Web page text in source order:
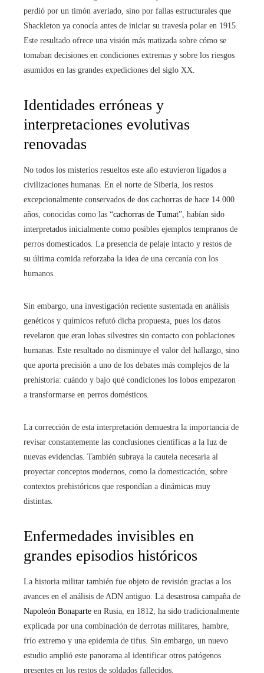
perdió por un timón averiado, sino por fallas estructurales que
Shackleton ya conocía antes de iniciar su travesía polar en 1915.
Este resultado ofrece una visión más matizada sobre cómo se
tomaban decisiones en condiciones extremas y sobre los riesgos
asumidos en las grandes expediciones del siglo XX.
Identidades erróneas y
interpretaciones evolutivas
renovadas
No todos los misterios resueltos este año estuvieron ligados a
civilizaciones humanas. En el norte de Siberia, los restos
excepcionalmente conservados de dos cachorras de hace 14.000
años, conocidas como las “cachorras de Tumat”, habían sido
interpretados inicialmente como posibles ejemplos tempranos de
perros domesticados. La presencia de pelaje intacto y restos de
su última comida reforzaba la idea de una cercanía con los
humanos.
Sin embargo, una investigación reciente sustentada en análisis
genéticos y químicos refutó dicha propuesta, pues los datos
revelaron que eran lobas silvestres sin contacto con poblaciones
humanas. Este resultado no disminuye el valor del hallazgo, sino
que aporta precisión a uno de los debates más complejos de la
prehistoria: cuándo y bajo qué condiciones los lobos empezaron
a transformarse en perros domésticos.
La corrección de esta interpretación demuestra la importancia de
revisar constantemente las conclusiones científicas a la luz de
nuevas evidencias. También subraya la cautela necesaria al
proyectar conceptos modernos, como la domesticación, sobre
contextos prehistóricos que respondían a dinámicas muy
distintas.
Enfermedades invisibles en
grandes episodios históricos
La historia militar también fue objeto de revisión gracias a los
avances en el análisis de ADN antiguo. La desastrosa campaña de
Napoleón Bonaparte en Rusia, en 1812, ha sido tradicionalmente
explicada por una combinación de derrotas militares, hambre,
frío extremo y una epidemia de tifus. Sin embargo, un nuevo
estudio amplió este panorama al identificar otros patógenos
presentes en los restos de soldados fallecidos.